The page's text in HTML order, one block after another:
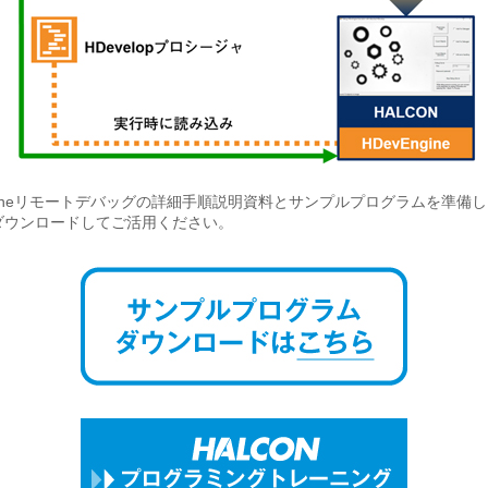
リモートデバッグの詳細手順説明資料とサンプルプログラムを準備し
ンロードしてご活用ください。